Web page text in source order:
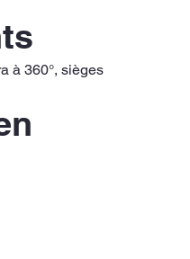
à 360°, sièges